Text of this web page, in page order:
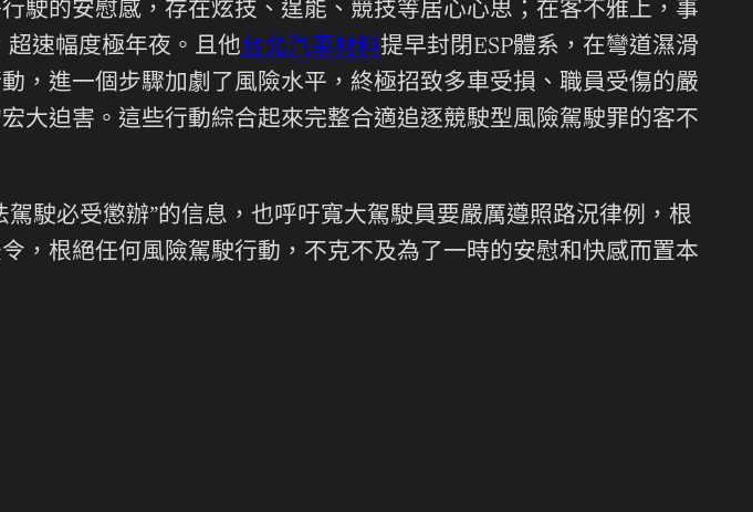
駛的安慰感，存在炫技、逞能、競技等居心心思；在客不雅上，事
速幅度極年夜。且他台北汽車材料提早封閉ESP體系，在彎道濕滑
，進一個步驟加劇了風險水平，終極招致多車受損、職員受傷的嚴
大迫害。這些行動綜合起來完整合適追逐競駛型風險駕駛罪的客不
駕駛必受懲辦”的信息，也呼吁寬大駕駛員要嚴厲遵照路況律例，根
，根絕任何風險駕駛行動，不克不及為了一時的安慰和快感而置本